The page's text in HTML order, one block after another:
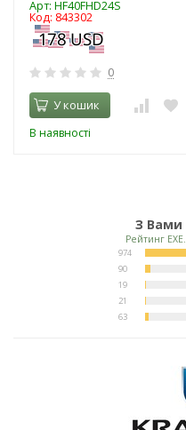
Арт: HF40FHD24S
Код: 843302
0
У кошик
В наявності
З Вами